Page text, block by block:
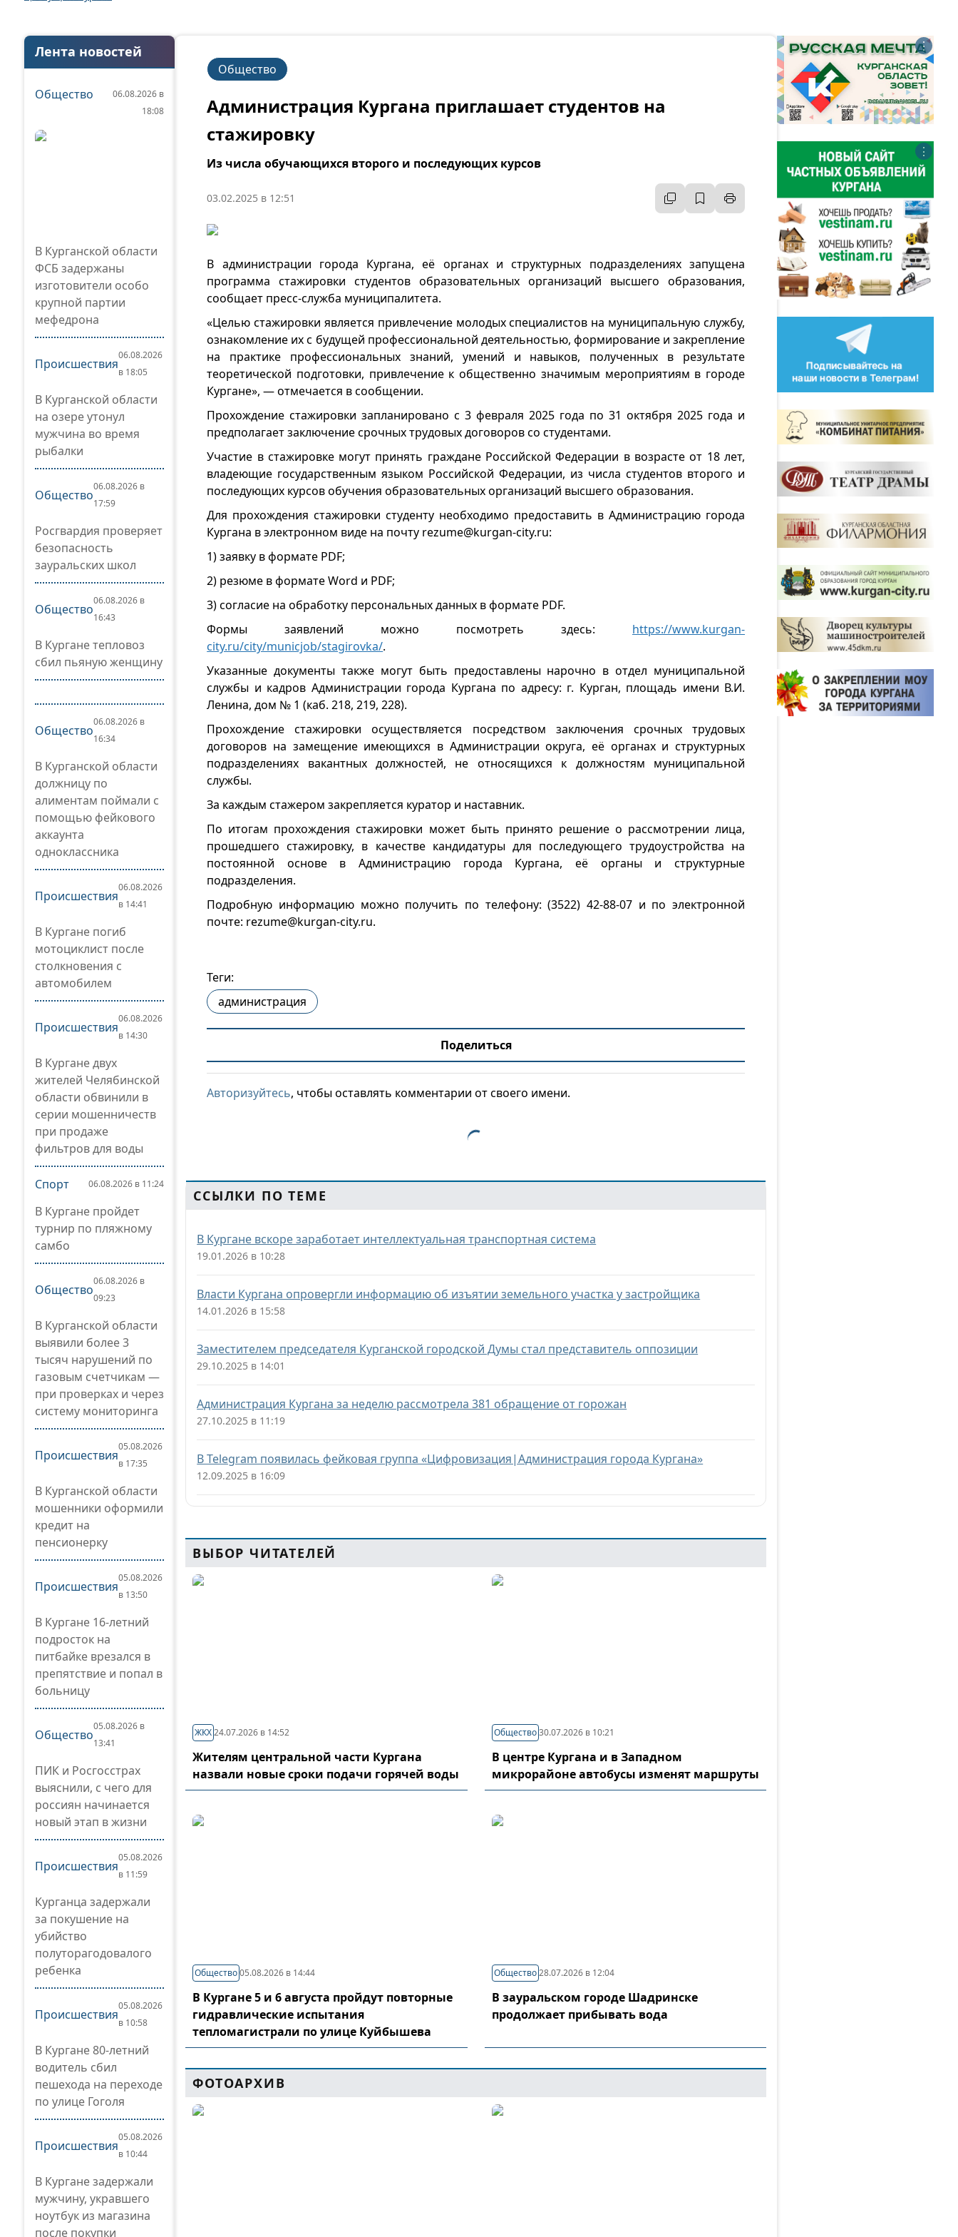
Лента новостей
Общество
06.08.2026 в
18:08
В Курганской области
ФСБ задержаны
изготовители особо
крупной партии
мефедрона
Происшествия
06.08.2026
в 18:05
В Курганской области
на озере утонул
мужчина во время
рыбалки
Общество
06.08.2026 в
17:59
Росгвардия проверяет
безопасность
зауральских школ
Общество
06.08.2026 в
16:43
В Кургане тепловоз
сбил пьяную женщину
Общество
06.08.2026 в
16:34
В Курганской области
должницу по
алиментам поймали с
помощью фейкового
аккаунта
одноклассника
Происшествия
06.08.2026
в 14:41
В Кургане погиб
мотоциклист после
столкновения с
автомобилем
Происшествия
06.08.2026
в 14:30
В Кургане двух
жителей Челябинской
области обвинили в
серии мошенничеств
при продаже
фильтров для воды
Спорт 06.08.2026 в 11:24
В Кургане пройдет
турнир по пляжному
самбо
Общество
06.08.2026 в
09:23
В Курганской области
выявили более 3
тысяч нарушений по
газовым счетчикам —
при проверках и через
систему мониторинга
Происшествия
05.08.2026
в 17:35
В Курганской области
мошенники оформили
кредит на
пенсионерку
Происшествия
05.08.2026
в 13:50
В Кургане 16-летний
подросток на
питбайке врезался в
препятствие и попал в
больницу
Общество
05.08.2026 в
13:41
ПИК и Росгосстрах
выяснили, с чего для
россиян начинается
новый этап в жизни
Происшествия
05.08.2026
в 11:59
Курганца задержали
за покушение на
убийство
полуторагодовалого
ребенка
Происшествия
05.08.2026
в 10:58
В Кургане 80-летний
водитель сбил
пешехода на переходе
по улице Гоголя
Происшествия
05.08.2026
в 10:44
В Кургане задержали
мужчину, укравшего
ноутбук из магазина
после покупки
Общество
Администрация Кургана приглашает студентов на
стажировку
Из числа обучающихся второго и последующих курсов
03.02.2025 в 12:51
В администрации города Кургана, её органах и структурных подразделениях запущена
программа стажировки студентов образовательных организаций высшего образования,
сообщает пресс-служба муниципалитета.
«Целью стажировки является привлечение молодых специалистов на муниципальную службу,
ознакомление их с будущей профессиональной деятельностью, формирование и закрепление
на практике профессиональных знаний, умений и навыков, полученных в результате
теоретической подготовки, привлечение к общественно значимым мероприятиям в городе
Кургане», — отмечается в сообщении.
Прохождение стажировки запланировано с 3 февраля 2025 года по 31 октября 2025 года и
предполагает заключение срочных трудовых договоров со студентами.
Участие в стажировке могут принять граждане Российской Федерации в возрасте от 18 лет,
владеющие государственным языком Российской Федерации, из числа студентов второго и
последующих курсов обучения образовательных организаций высшего образования.
Для прохождения стажировки студенту необходимо предоставить в Администрацию города
Кургана в электронном виде на почту rezume@kurgan-city.ru:
1) заявку в формате PDF;
2) резюме в формате Word и PDF;
3) согласие на обработку персональных данных в формате PDF.
Формы заявлений можно посмотреть здесь: https://www.kurgan-
city.ru/city/municjob/stagirovka/.
Указанные документы также могут быть предоставлены нарочно в отдел муниципальной
службы и кадров Администрации города Кургана по адресу: г. Курган, площадь имени В.И.
Ленина, дом № 1 (каб. 218, 219, 228).
Прохождение стажировки осуществляется посредством заключения срочных трудовых
договоров на замещение имеющихся в Администрации округа, её органах и структурных
подразделениях вакантных должностей, не относящихся к должностям муниципальной
службы.
За каждым стажером закрепляется куратор и наставник.
По итогам прохождения стажировки может быть принято решение о рассмотрении лица,
прошедшего стажировку, в качестве кандидатуры для последующего трудоустройства на
постоянной основе в Администрацию города Кургана, её органы и структурные
подразделения.
Подробную информацию можно получить по телефону: (3522) 42-88-07 и по электронной
почте: rezume@kurgan-city.ru.
Теги:
администрация
Поделиться
Авторизуйтесь, чтобы оставлять комментарии от своего имени.
ССЫЛКИ ПО ТЕМЕ
В Кургане вскоре заработает интеллектуальная транспортная система
19.01.2026 в 10:28
Власти Кургана опровергли информацию об изъятии земельного участка у застройщика
14.01.2026 в 15:58
Заместителем председателя Курганской городской Думы стал представитель оппозиции
29.10.2025 в 14:01
Администрация Кургана за неделю рассмотрела 381 обращение от горожан
27.10.2025 в 11:19
В Telegram появилась фейковая группа «Цифровизация|Администрация города Кургана»
12.09.2025 в 16:09
ВЫБОР ЧИТАТЕЛЕЙ
ЖКХ24.07.2026 в 14:52
Жителям центральной части Кургана
назвали новые сроки подачи горячей воды
Общество 30.07.2026 в 10:21
В центре Кургана и в Западном
микрорайоне автобусы изменят маршруты
Общество05.08.2026 в 14:44
В Кургане 5 и 6 августа пройдут повторные
гидравлические испытания
тепломагистрали по улице Куйбышева
Общество 28.07.2026 в 12:04
В зауральском городе Шадринске
продолжает прибывать вода
ФОТОАРХИВ
⋮
⋮